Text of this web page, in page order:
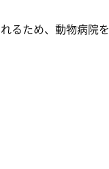
るため、動物病院